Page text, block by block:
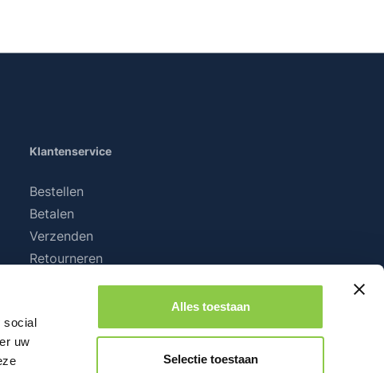
social
uw
Alles toestaan
Selectie toestaan
Klantenservice
Bestellen
Betalen
Verzenden
Retourneren